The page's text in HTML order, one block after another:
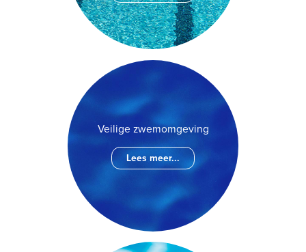
Veilige zwemomgeving
Lees meer...